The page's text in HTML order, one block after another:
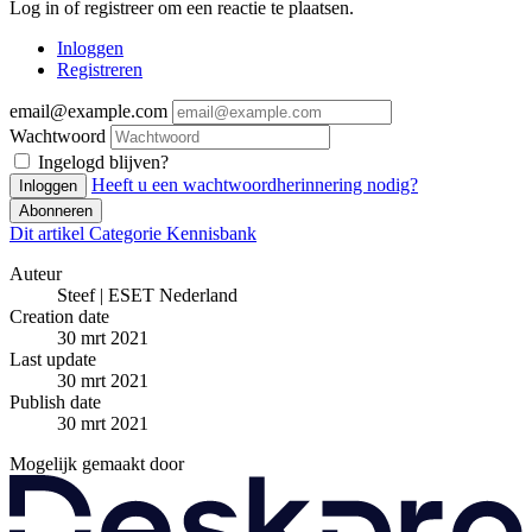
Log in of registreer om een reactie te plaatsen.
Inloggen
Registreren
email@example.com
Wachtwoord
Ingelogd blijven?
Inloggen Heeft u een wachtwoordherinnering nodig?
Abonneren
Dit artikel Categorie Kennisbank
Auteur
Steef | ESET Nederland
Creation date
30 mrt 2021
Last update
30 mrt 2021
Publish date
30 mrt 2021
Mogelijk gemaakt door